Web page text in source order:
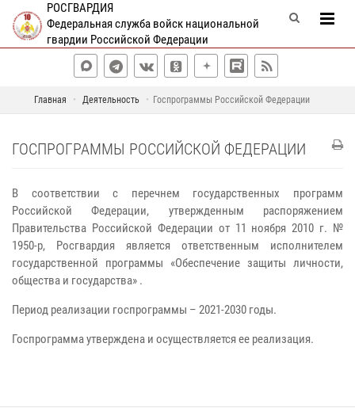
РОСГВАРДИЯ
Федеральная служба войск национальной
гвардии Российской Федерации
Главная Деятельность Госпрограммы Российской Федерации
ГОСПРОГРАММЫ РОССИЙСКОЙ ФЕДЕРАЦИИ
В соответствии с перечнем государственных программ
Российской Федерации, утвержденным распоряжением
Правительства Российской Федерации от 11 ноября 2010 г. №
1950-р, Росгвардия является ответственным исполнителем
государственной программы «Обеспечение защиты личности,
общества и государства» .
Период реализации госпрограммы – 2021-2030 годы.
Госпрограмма утверждена и осуществляется ее реализация.